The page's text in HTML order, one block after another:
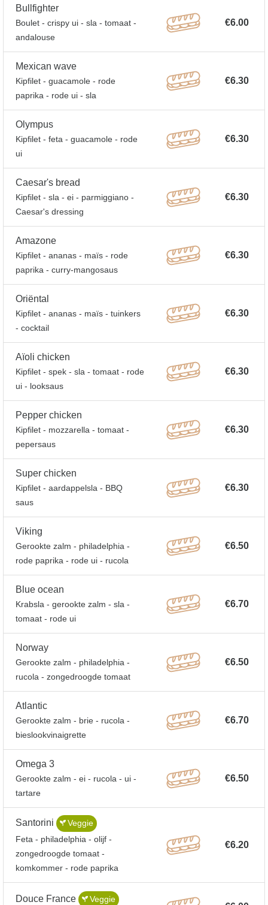
Bullfighter
Boulet - crispy ui - sla - tomaat -
andalouse
€6.00
Mexican wave
Kipfilet - guacamole - rode
paprika - rode ui - sla
€6.30
Olympus
Kipfilet - feta - guacamole - rode
ui
€6.30
Caesar's bread
Kipfilet - sla - ei - parmiggiano -
Caesar's dressing
€6.30
Amazone
Kipfilet - ananas - maïs - rode
paprika - curry-mangosaus
€6.30
Oriëntal
Kipfilet - ananas - maïs - tuinkers
- cocktail
€6.30
Aïoli chicken
Kipfilet - spek - sla - tomaat - rode
ui - looksaus
€6.30
Pepper chicken
Kipfilet - mozzarella - tomaat -
pepersaus
€6.30
Super chicken
Kipfilet - aardappelsla - BBQ
saus
€6.30
Viking
Gerookte zalm - philadelphia -
rode paprika - rode ui - rucola
€6.50
Blue ocean
Krabsla - gerookte zalm - sla -
tomaat - rode ui
€6.70
Norway
Gerookte zalm - philadelphia -
rucola - zongedroogde tomaat
€6.50
Atlantic
Gerookte zalm - brie - rucola -
bieslookvinaigrette
€6.70
Omega 3
Gerookte zalm - ei - rucola - ui -
tartare
€6.50
Santorini Veggie
Feta - philadelphia - olijf -
zongedroogde tomaat -
komkommer - rode paprika
€6.20
Douce France Veggie